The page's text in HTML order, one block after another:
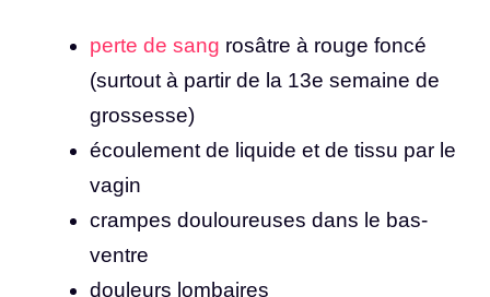
perte de sang rosâtre à rouge foncé
(surtout à partir de la 13e semaine de
grossesse)
écoulement de liquide et de tissu par le
vagin
crampes douloureuses dans le bas-
ventre
douleurs lombaires